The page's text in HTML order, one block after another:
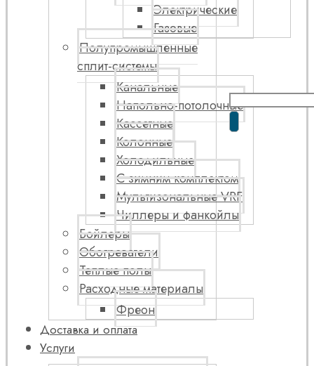
Электрические
Газовые
Полупромышленные
сплит-системы
Канальные
Напольно-потолочные
Кассетные
Колонные
Холодильные
С зимним комплектом
Мультизональные VRF
Чиллеры и фанкойлы
Бойлеры
Обогреватели
Теплые полы
Расходные материалы
Фреон
Доставка и оплата
Услуги